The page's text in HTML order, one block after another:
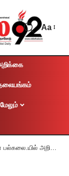
Aa
மேலும்
அறிமுகம்